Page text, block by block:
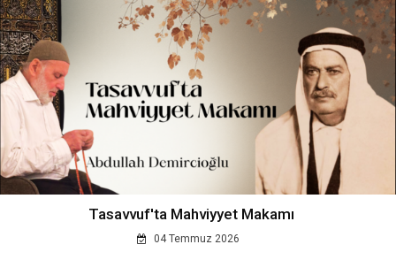
Tasavvuf'ta Mahviyyet Makamı
04 Temmuz 2026